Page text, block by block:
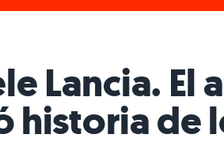
Lancia. El
historia de